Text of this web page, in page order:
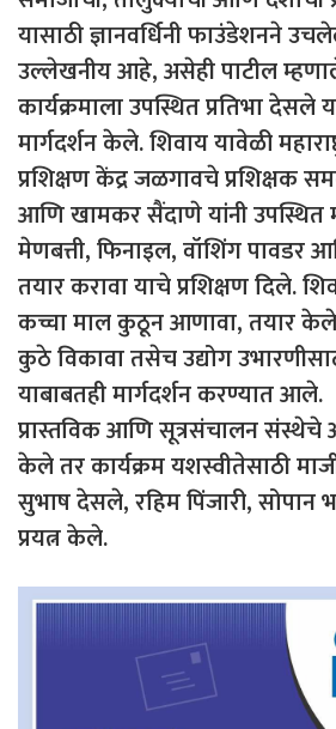
यासाठी ज्ञानवर्धिनी फाउंडेशनने
उल्लेखनीय आहे, असेही पाटील
कार्यक्रमाला उपस्थित प्रतिभा देसले
मार्गदर्शन केले. शिवाय यावेळी
प्रशिक्षण केंद्र जळगावचे प्रशिक्षक
आणि खामकर सैंदाणे यांनी उपस्थित
मेणबत्ती, फिनाइल, वॉशिंग पावडर
तयार करावा याचे प्रशिक्षण दिले.
कच्चा माल कुठून आणावा, तयार
कुठे विकावा तसेच उद्योग
याबाबतही मार्गदर्शन करण्यात आले.
प्रास्तविक आणि सूत्रसंचालन संस्थेचे
केले तर कार्यक्रम यशस्वीतेसाठी
सुभाष देसले, रहिम पिंजारी, सोपान
प्रयत्न केले.